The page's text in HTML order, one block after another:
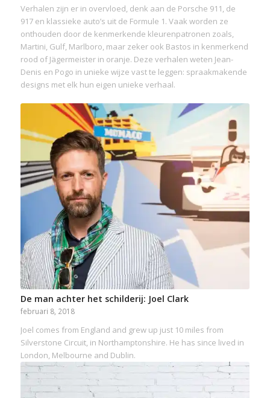
Verhalen zijn er in overvloed, denk aan de Porsche 911, de
917 en klassieke auto’s uit de Formule 1. Vaak worden ze
onthouden door de kenmerkende kleurenpatronen zoals,
Martini, Gulf, Marlboro, maar zeker ook Bastos in kenmerkend
rood of Jägermeister in oranje. Deze verhalen weten Jean-
Denis en Pogo in unieke wijze vast te leggen: spraakmakende
designs met elk hun eigen unieke verhaal.
De man achter het schilderij: Joel Clark
februari 8, 2018
Joel comes from England and grew up just 10 miles from
Silverstone Circuit, in Northamptonshire. He has since lived in
London, Melbourne and Dublin.